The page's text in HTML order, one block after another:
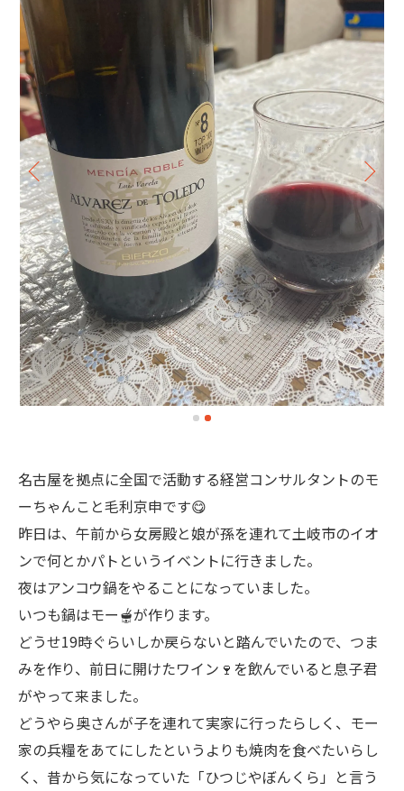
名古屋を拠点に全国で活動する経営コンサルタントのモ
ーちゃんこと毛利京申です😋
昨日は、午前から女房殿と娘が孫を連れて土岐市のイオ
ンで何とかパトというイベントに行きました。
夜はアンコウ鍋をやることになっていました。
いつも鍋はモー🫕が作ります。
どうせ19時ぐらいしか戻らないと踏んでいたので、つま
みを作り、前日に開けたワイン🍷を飲んでいると息子君
がやって来ました。
どうやら奥さんが子を連れて実家に行ったらしく、モー
家の兵糧をあてにしたというよりも焼肉を食べたいらし
く、昔から気になっていた「ひつじやぼんくら」と言う